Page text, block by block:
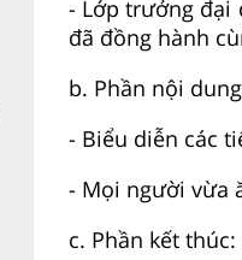
- Lớp trưởng đại
đã đồng hành
b. Phần nội
- Biểu diễn các
- Mọi người vừa
c. Phần kết thúc: